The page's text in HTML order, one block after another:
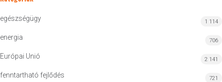
egészségügy 1 114
energia 706
Európai Unió 2 141
fenntartható fejlődés 721